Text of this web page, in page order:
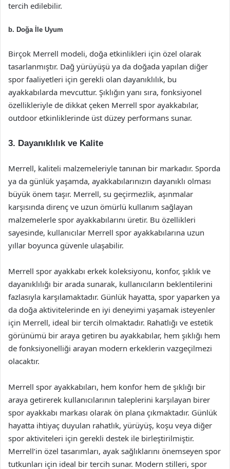
tercih edilebilir.
b. Doğa İle Uyum
Birçok Merrell modeli, doğa etkinlikleri için özel olarak
tasarlanmıştır. Dağ yürüyüşü ya da doğada yapılan diğer
spor faaliyetleri için gerekli olan dayanıklılık, bu
ayakkabılarda mevcuttur. Şıklığın yanı sıra, fonksiyonel
özellikleriyle de dikkat çeken Merrell spor ayakkabılar,
outdoor etkinliklerinde üst düzey performans sunar.
3. Dayanıklılık ve Kalite
Merrell, kaliteli malzemeleriyle tanınan bir markadır. Sporda
ya da günlük yaşamda, ayakkabılarınızın dayanıklı olması
büyük önem taşır. Merrell, su geçirmezlik, aşınmalar
karşısında direnç ve uzun ömürlü kullanım sağlayan
malzemelerle spor ayakkabılarını üretir. Bu özellikleri
sayesinde, kullanıcılar Merrell spor ayakkabılarına uzun
yıllar boyunca güvenle ulaşabilir.
Merrell spor ayakkabı erkek koleksiyonu, konfor, şıklık ve
dayanıklılığı bir arada sunarak, kullanıcıların beklentilerini
fazlasıyla karşılamaktadır. Günlük hayatta, spor yaparken ya
da doğa aktivitelerinde en iyi deneyimi yaşamak isteyenler
için Merrell, ideal bir tercih olmaktadır. Rahatlığı ve estetik
görünümü bir araya getiren bu ayakkabılar, hem şıklığı hem
de fonksiyonelliği arayan modern erkeklerin vazgeçilmezi
olacaktır.
Merrell spor ayakkabıları, hem konfor hem de şıklığı bir
araya getirerek kullanıcılarının taleplerini karşılayan birer
spor ayakkabı markası olarak ön plana çıkmaktadır. Günlük
hayatta ihtiyaç duyulan rahatlık, yürüyüş, koşu veya diğer
spor aktiviteleri için gerekli destek ile birleştirilmiştir.
Merrell’in özel tasarımları, ayak sağlıklarını önemseyen spor
tutkunları için ideal bir tercih sunar. Modern stilleri, spor